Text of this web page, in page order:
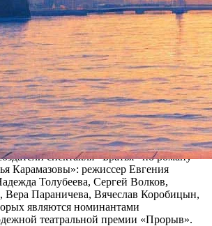
Сербии Белграде спектаклем
антрепризы им. Андрея Миронова
театральный сезон, который по
начале ноября в городах – крупнейших
Европы. География этого проекта,
культурный диалог, включает в
Милан, Берлин и многие другие города.
в Белграде прошла встреча
театрального десанта с
и представителями Президиума
представляла яркая и значительная
спектакля «Братья» по роману
Карамазовы»: режиссер Евгения
Толубеева, Сергей Волков,
Вера Параничева, Вячеслав Коробицын,
являются номинантами
театральной премии «Прорыв».